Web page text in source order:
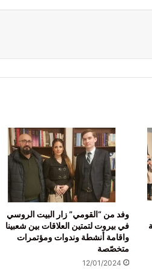
وفد من “القومي” زار البيت الروسي
في بيروت لتمتين العلاقات بين شعبينا
واقامة أنشطة وندوات ومؤتمرات
متخصّصة
12/01/2024